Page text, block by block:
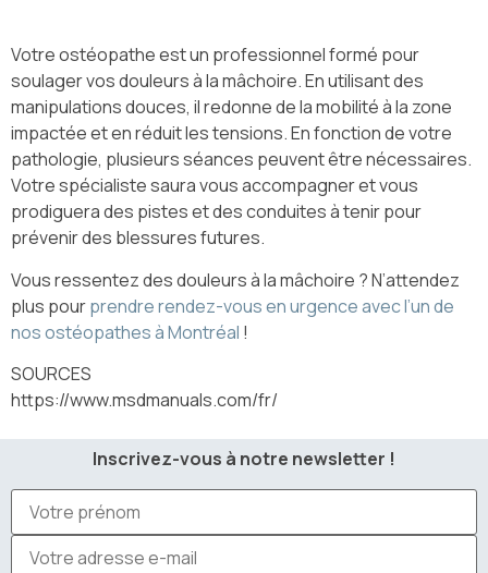
Votre ostéopathe est un professionnel formé pour
soulager vos douleurs à la mâchoire. En utilisant des
manipulations douces, il redonne de la mobilité à la zone
impactée et en réduit les tensions. En fonction de votre
pathologie, plusieurs séances peuvent être nécessaires.
Votre spécialiste saura vous accompagner et vous
prodiguera des pistes et des conduites à tenir pour
prévenir des blessures futures.
Vous ressentez des douleurs à la mâchoire ? N’attendez
plus pourprendre rendez-vous en urgence avec l’un de
nos ostéopathes à Montréal !
SOURCES
https://www.msdmanuals.com/fr/
Inscrivez-vous à notre newsletter !